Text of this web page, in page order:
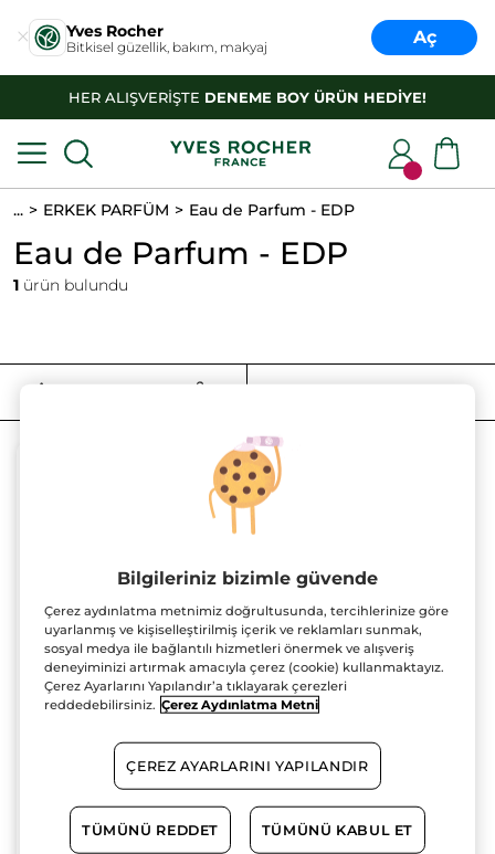
Yves Rocher
Bitkisel güzellik, bakım, makyaj Aç
HER ALIŞVERİŞTE DENEME BOY ÜRÜN HEDİYE!
... ERKEK PARFÜM Eau de Parfum - EDP
Eau de Parfum - EDP
1 ürün bulundu
Hoggar EDT-Erkek
Parfüm
Sprey Şişe
100 ml
(150)
2675.00 TL
SEPETE EKLE
Bilgileriniz bizimle güvende
Çerez aydınlatma metnimiz doğrultusunda, tercihlerinize göre
uyarlanmış ve kişiselleştirilmiş içerik ve reklamları sunmak,
sosyal medya ile bağlantılı hizmetleri önermek ve alışveriş
deneyiminizi artırmak amacıyla çerez (cookie) kullanmaktayız.
Çerez Ayarlarını Yapılandır’a tıklayarak çerezleri
reddedebilirsiniz. Çerez Aydınlatma Metni
ÇEREZ AYARLARINI YAPILANDIR
TÜMÜNÜ REDDET TÜMÜNÜ KABUL ET